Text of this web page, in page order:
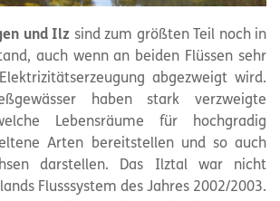
und Ilz sind zum größten Teil noch in
auch wenn an beiden Flüssen sehr
abgezweigt wird.
haben stark verzweigte
Lebensräume für hochgradig
Arten bereitstellen und so auch
darstellen. Das Ilztal war nicht
Flusssystem des Jahres 2002/2003.